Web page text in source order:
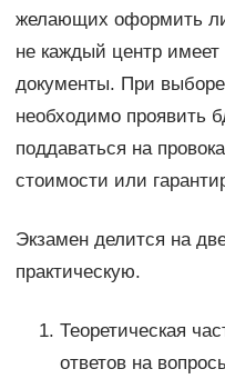
желающих оформить
не каждый центр
документы. При выборе
необходимо проявить
поддаваться на
стоимости или
Экзамен делится на
практическую.
Теоретическая
ответов на